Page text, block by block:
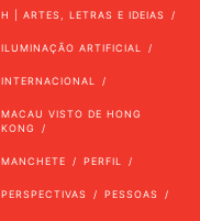
H | ARTES, LETRAS E IDEIAS
ILUMINAÇÃO ARTIFICIAL
INTERNACIONAL
MACAU VISTO DE HONG
KONG
MANCHETE PERFIL
PERSPECTIVAS PESSOAS